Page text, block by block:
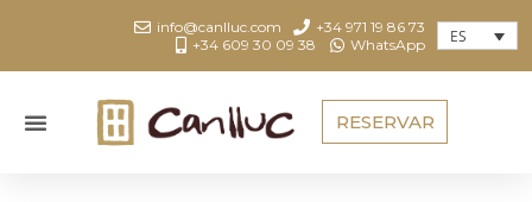
ES
info@canlluc.com
+34 971 19 86 73
+34 609 30 09 38
WhatsApp
RESERVAR